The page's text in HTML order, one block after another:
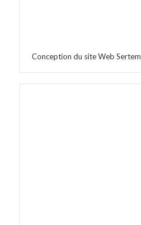
Conception du site Web Sertem